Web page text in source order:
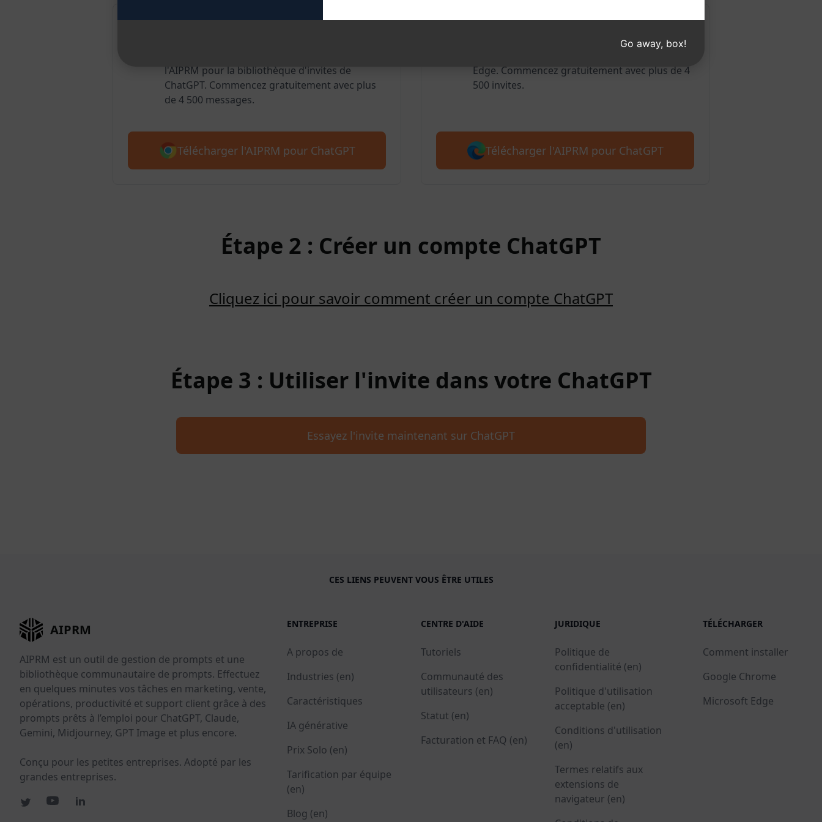
l'AIPRM pour la bibliothèque d'invites de
ChatGPT. Commencez gratuitement avec plus
de 4 500 messages.
Télécharger l'AIPRM pour ChatGPT
Edge. Commencez gratuitement avec plus de 4
500 invites.
Télécharger l'AIPRM pour ChatGPT
Étape 2 : Créer un compte ChatGPT
Cliquez ici pour savoir comment créer un compte ChatGPT
Étape 3 : Utiliser l'invite dans votre ChatGPT
Essayez l'invite maintenant sur ChatGPT
CES LIENS PEUVENT VOUS ÊTRE UTILES
AIPRM
AIPRM est un outil de gestion de prompts et une
bibliothèque communautaire de prompts. Effectuez
en quelques minutes vos tâches en marketing, vente,
opérations, productivité et support client grâce à des
prompts prêts à l’emploi pour ChatGPT, Claude,
Gemini, Midjourney, GPT Image et plus encore.
Conçu pour les petites entreprises. Adopté par les
grandes entreprises.
ENTREPRISE
A propos de
Industries (en)
Caractéristiques
IA générative
Prix Solo (en)
Tarification par équipe
(en)
Blog (en)
CENTRE D'AIDE
Tutoriels
Communauté des
utilisateurs (en)
Statut (en)
Facturation et FAQ (en)
JURIDIQUE
Politique de
confidentialité (en)
Politique d'utilisation
acceptable (en)
Conditions d'utilisation
(en)
Termes relatifs aux
extensions de
navigateur (en)
TÉLÉCHARGER
Comment installer
Google Chrome
Microsoft Edge
Go away, box!